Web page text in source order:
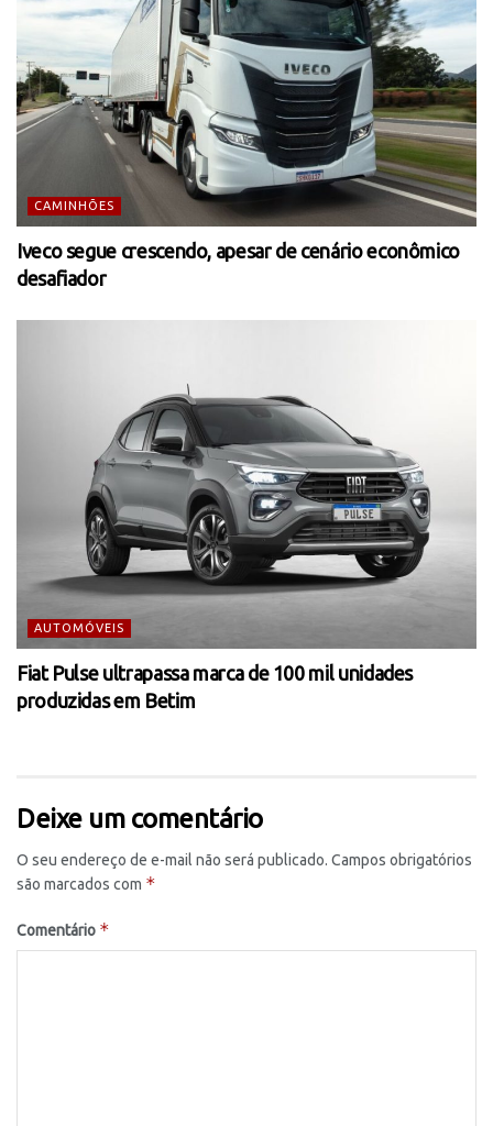
CAMINHÕES
Iveco segue crescendo, apesar de cenário econômico
desafiador
AUTOMÓVEIS
Fiat Pulse ultrapassa marca de 100 mil unidades
produzidas em Betim
Deixe um comentário
O seu endereço de e-mail não será publicado. Campos obrigatórios
são marcados com *
Comentário *